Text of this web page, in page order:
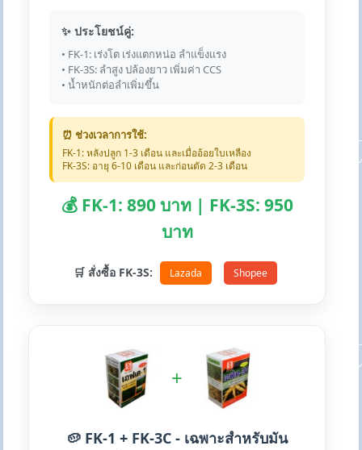
✨ ประโยชน์คู่:
• FK-1: เร่งโต เร่งแตกหน่อ ลำแข็งแรง
• FK-3S: ลำสูง ปล้องยาว เพิ่มค่า CCS
• น้ำหนักต่อลำเพิ่มขึ้น
⏰ ช่วงเวลาการใช้:
FK-1: หลังปลูก 1-3 เดือน และเมื่ออ้อยใบเหลือง
FK-3S: อายุ 6-10 เดือน และก่อนตัด 2-3 เดือน
💰 FK-1: 890 บาท | FK-3S: 950
บาท
🛒 สั่งซื้อ FK-3S: Lazada Shopee
+
🥔 FK-1 + FK-3C - เฉพาะสำหรับมัน